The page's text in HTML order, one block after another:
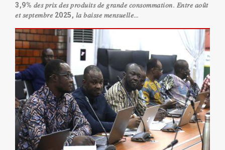
3,9% 𝑑𝑒𝑠 𝑝𝑟𝑖𝑥 𝑑𝑒𝑠 𝑝𝑟𝑜𝑑𝑢𝑖𝑡𝑠 𝑑𝑒 𝑔𝑟𝑎𝑛𝑑𝑒 𝑐𝑜𝑛𝑠𝑜𝑚𝑚𝑎𝑡𝑖𝑜𝑛. 𝐸𝑛𝑡𝑟𝑒 𝑎𝑜𝑢̂𝑡
𝑒𝑡 𝑠𝑒𝑝𝑡𝑒𝑚𝑏𝑟𝑒 2025, 𝑙𝑎 𝑏𝑎𝑖𝑠𝑠𝑒 𝑚𝑒𝑛𝑠𝑢𝑒𝑙𝑙𝑒…
Lire la suite